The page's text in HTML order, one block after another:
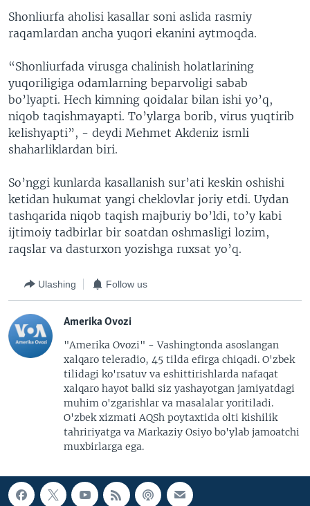
Shonliurfa aholisi kasallar soni aslida rasmiy
raqamlardan ancha yuqori ekanini aytmoqda.
“Shonliurfada virusga chalinish holatlarining
yuqoriligiga odamlarning beparvoligi sabab
bo’lyapti. Hech kimning qoidalar bilan ishi yo’q,
niqob taqishmayapti. To’ylarga borib, virus yuqtirib
kelishyapti”, - deydi Mehmet Akdeniz ismli
shaharliklardan biri.
So’nggi kunlarda kasallanish sur’ati keskin oshishi
ketidan hukumat yangi cheklovlar joriy etdi. Uydan
tashqarida niqob taqish majburiy bo’ldi, to’y kabi
ijtimoiy tadbirlar bir soatdan oshmasligi lozim,
raqslar va dasturxon yozishga ruxsat yo’q.
Ulashing Follow us
Amerika Ovozi
"Amerika Ovozi" - Vashingtonda asoslangan
xalqaro teleradio, 45 tilda efirga chiqadi. O'zbek
tilidagi ko'rsatuv va eshittirishlarda nafaqat
xalqaro hayot balki siz yashayotgan jamiyatdagi
muhim o'zgarishlar va masalalar yoritiladi.
O'zbek xizmati AQSh poytaxtida olti kishilik
tahririyatga va Markaziy Osiyo bo'ylab jamoatchi
muxbirlarga ega.